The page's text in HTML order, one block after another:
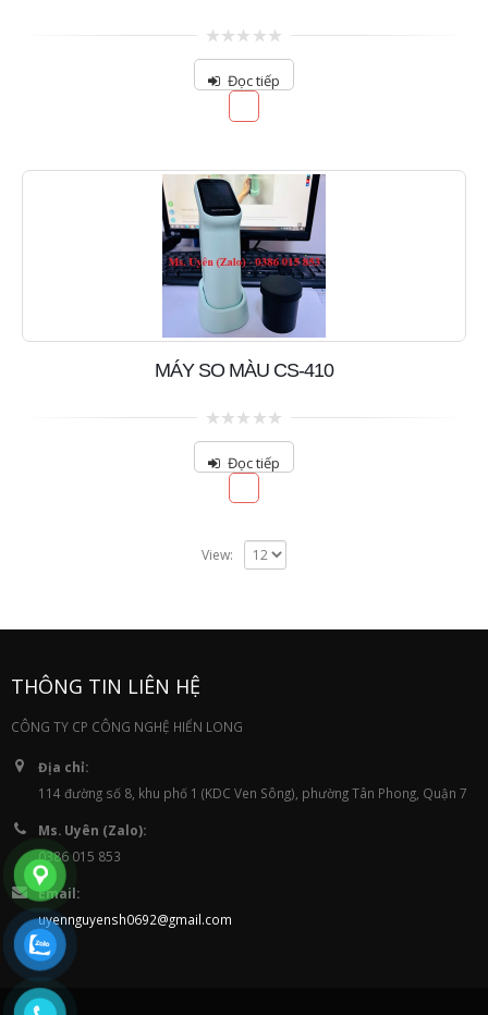
0
of
Đọc tiếp
MÁY SO MÀU CS-410
0
of
Đọc tiếp
View:
THÔNG TIN LIÊN HỆ
CÔNG TY CP CÔNG NGHỆ HIỂN LONG
Địa chỉ:
114 đường số 8, khu phố 1 (KDC Ven Sông), phường Tân Phong, Quận 7
Ms. Uyên (Zalo):
0386 015 853
Email:
uyennguyensh0692@gmail.com